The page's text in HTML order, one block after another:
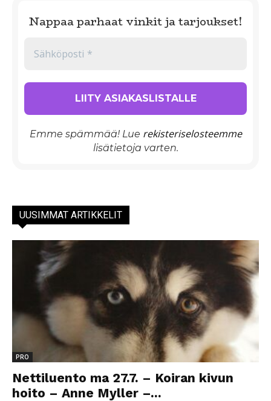
Nappaa parhaat vinkit ja tarjoukset!
Emme spämmää! Lue rekisteriselosteemme
lisätietoja varten.
UUSIMMAT ARTIKKELIT
PRO
Nettiluento ma 27.7. – Koiran kivun
hoito – Anne Myller –...